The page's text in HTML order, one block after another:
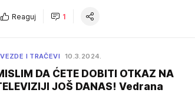
Reaguj 1
I TRAČEVI 10.3.2024.
DA ĆETE DOBITI OTKAZ NA
JOŠ DANAS! Vedrana